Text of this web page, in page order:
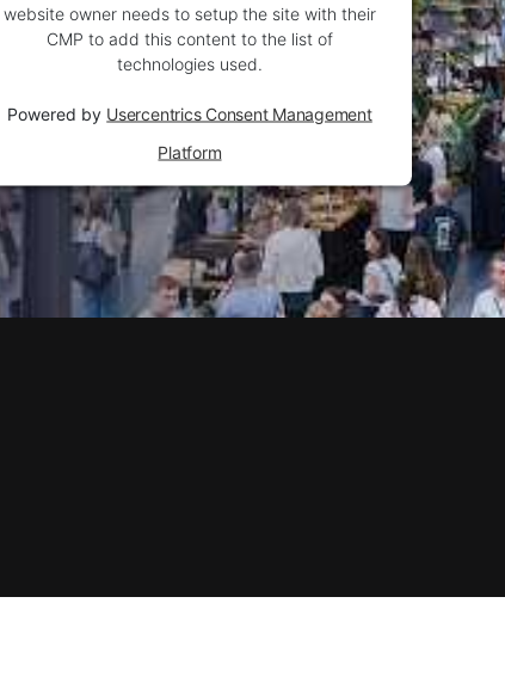
website owner needs to setup the site with their
CMP to add this content to the list of
technologies used.
Powered by Usercentrics Consent Management
Platform